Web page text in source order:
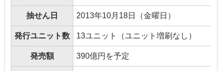
抽せん日 2013年10月18日（金曜日）
発行ユニット数 13ユニット（ユニット増刷なし）
発売額 390億円を予定